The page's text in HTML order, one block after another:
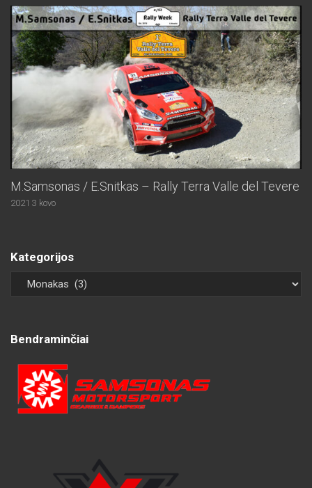
M.Samsonas / E.Snitkas – Rally Terra Valle del Tevere
2021 3 kovo
Kategorijos
Bendraminčiai